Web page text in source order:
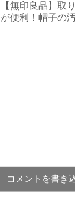
【無印良品】取
が便利！帽子の
コメントを書き